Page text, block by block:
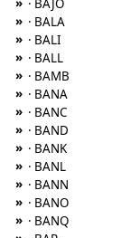
· BAJO
» · BALA
» · BALI
» · BALL
» · BAMB
» · BANA
» · BANC
» · BAND
» · BANK
» · BANL
» · BANN
» · BANO
» · BANQ